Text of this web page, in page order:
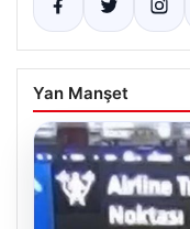
Yan Manşet